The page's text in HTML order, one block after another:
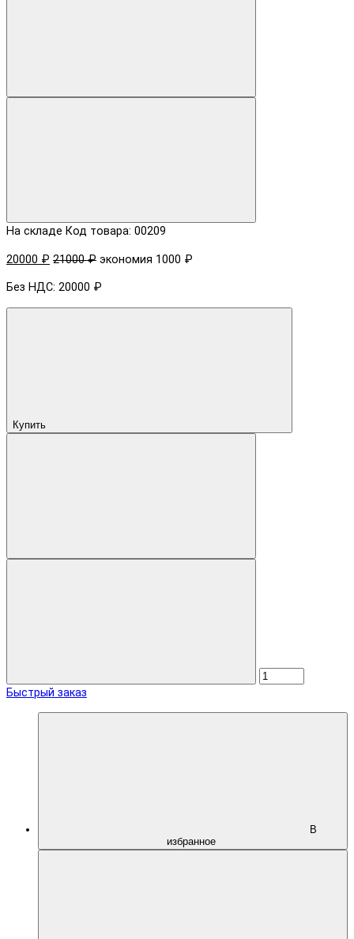
На складе Код товара: 00209
20000 ₽ 21000 ₽ экономия 1000 ₽
Без НДС: 20000 ₽
Купить
Быстрый заказ
В
избранное